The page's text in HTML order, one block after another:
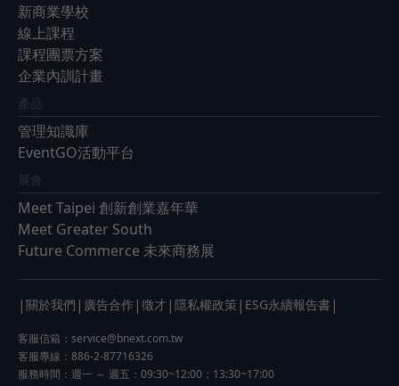
新商業學校
線上課程
課程團票方案
企業內訓計畫
產品
管理知識庫
EventGO活動平台
展會
Meet Taipei 創新創業嘉年華
Meet Greater South
Future Commerce 未來商務展
| 關於我們 | 廣告合作 | 徵才 | 隱私權政策 | ESG永續報告書 |
客服信箱： service@bnext.com.tw
客服專線：886-2-87716326
服務時間：週一 ～ 週五：09:30~12:00；13:30~17:00